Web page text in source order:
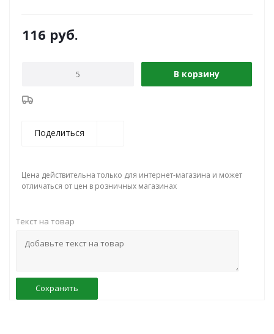
116 руб.
В корзину
Поделиться
Цена действительна только для интернет-магазина и может
отличаться от цен в розничных магазинах
Текст на товар
Сохранить